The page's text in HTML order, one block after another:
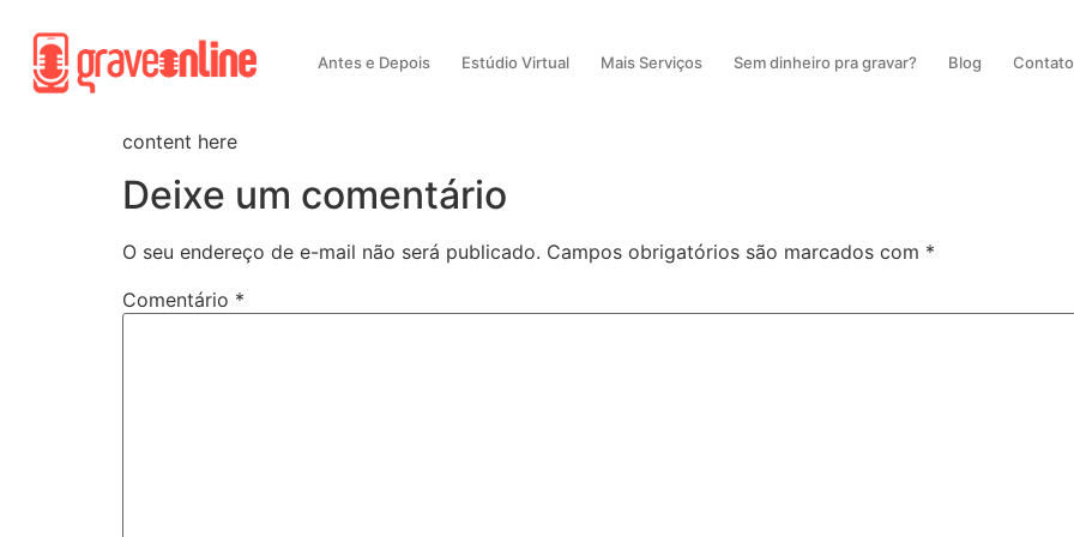
Antes e Depois Estúdio Virtual Mais Serviços Sem dinheiro pra gravar? Blog Contato
content here
Deixe um comentário
O seu endereço de e-mail não será publicado. Campos obrigatórios são marcados com *
Comentário *